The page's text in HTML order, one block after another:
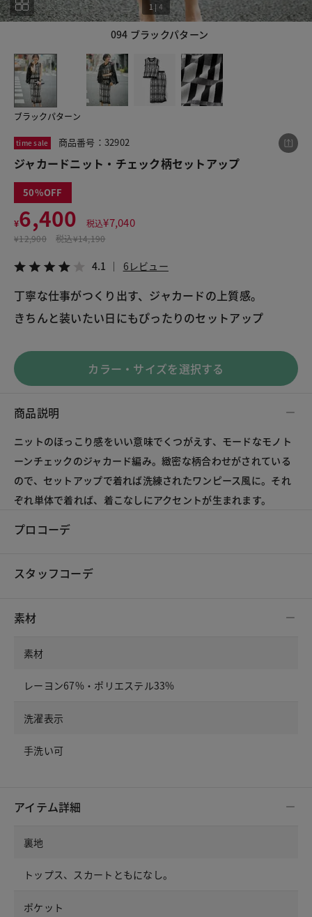
094 ブラックパターン
1 | 4
ブラックパターン
1 4
time sale 商品番号：32902
ジャカードニット・チェック柄セットアップ
50
¥6,400 税込¥7,040
¥12,900 税込¥14,190
4.1 6レビュー
丁寧な仕事がつくり出す、ジャカードの上質感。
きちんと装いたい日にもぴったりのセットアップ
カラー・サイズを選択する
商品説明
ニットのほっこり感をいい意味でくつがえす、モードなモノト
ーンチェックのジャカード編み。緻密な柄合わせがされている
ので、セットアップで着れば洗練されたワンピース風に。それ
ぞれ単体で着れば、着こなしにアクセントが生まれます。
プロコーデ
スタッフコーデ
素材
素材
レーヨン67%・ポリエステル33%
洗濯表示
手洗い可
アイテム詳細
裏地
トップス、スカートともになし。
ポケット
この商品をシェアする
LINE X メール